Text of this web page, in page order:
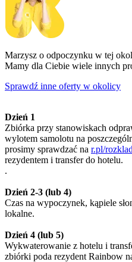
Marzysz o odpoczynku w tej
Mamy dla Ciebie wiele innych
Sprawdź inne oferty w okolicy
Dzień 1
Zbiórka przy stanowiskach
wylotem samolotu na
prosimy sprawdzać na r.pl/
rezydentem i transfer do hotelu.
.
Dzień 2-3 (lub 4)
Czas na wypoczynek, kąpiele
lokalne.
Dzień 4 (lub 5)
Wykwaterowanie z hotelu i
zbiórki poda rezydent Rainbow